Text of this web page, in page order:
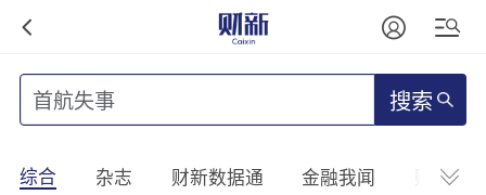
搜索
综合 杂志 财新数据通 金融我闻 财新